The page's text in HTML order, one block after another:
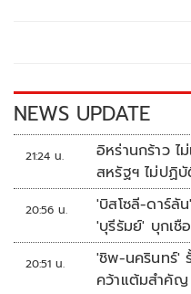
k k
NEWS UPDATE
21:24 น.
อิหร่านกร้าว ไ
สหรัฐฯ ไม่ปฏิ
20:56 น.
'บิสโซลี-ดาร์ลั
'บุรีรัมย์' บุกเชื
นัดรวด
20:51 น.
'ชิพ-นครินทร์'
คว้าแต้มสำคัญ